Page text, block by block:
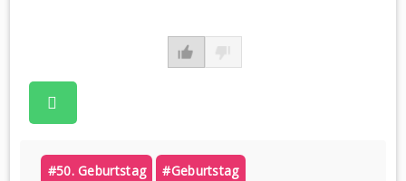
#50. Geburtstag #geburtstag